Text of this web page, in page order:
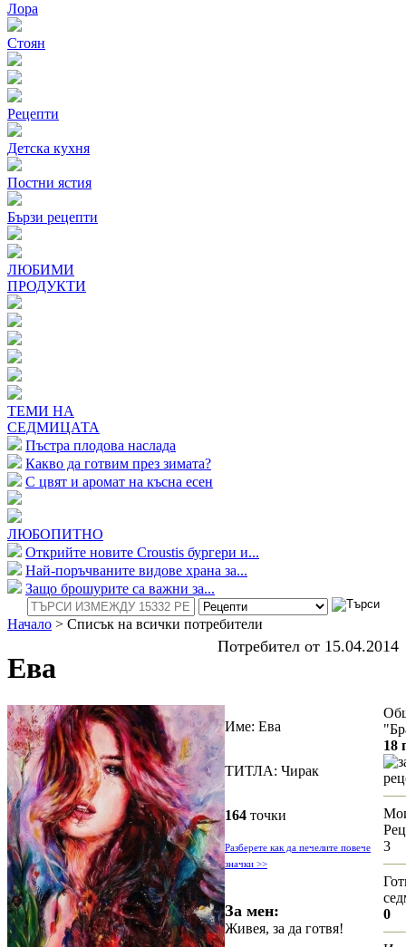
Лора
Стоян
Рецепти
Детска кухня
Постни ястия
Бързи рецепти
ЛЮБИМИ
ПРОДУКТИ
ТЕМИ НА
СЕДМИЦАТА
Пъстра плодова наслада
Какво да готвим през зимата?
С цвят и аромат на късна есен
ЛЮБОПИТНО
Открийте новите Croustis бургери и...
Най-поръчваните видове храна за...
Защо брошурите са важни за...
Начало > Списък на всички потребители
Ева
Потребител от 15.04.2014
Име: Ева
ТИТЛА: Чирак
164 точки
Разберете как да печелите повече
значки >>
За мен:
Живея, за да готвя!
18
3
0